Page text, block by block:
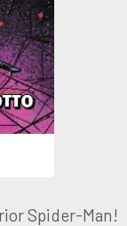
Spider-Man!